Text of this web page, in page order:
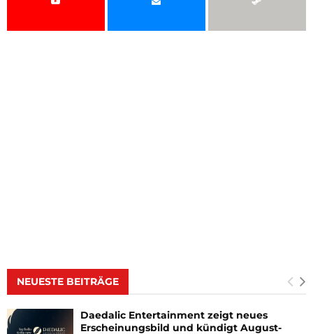
NEUESTE BEITRÄGE
Daedalic Entertainment zeigt neues
Erscheinungsbild und kündigt August-